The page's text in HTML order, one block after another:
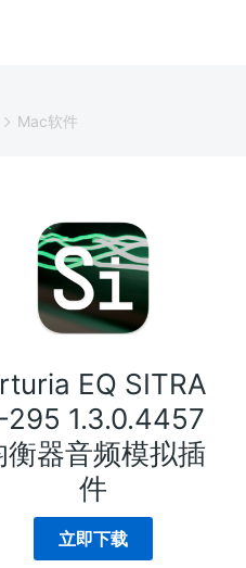
Mac软件
EQ SITRA
295 1.3.0.4457
衡器音频模拟插
件
立即下载